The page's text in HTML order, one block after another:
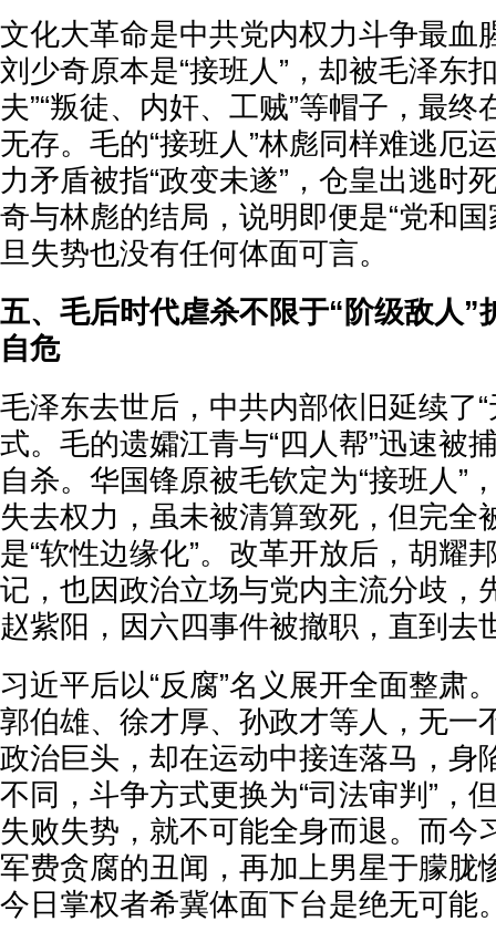
文化大革命是中共党内权力斗争最血
刘少奇原本是“接班人”，却被毛泽东
夫”“叛徒、内奸、工贼”等帽子，最
无存。毛的“接班人”林彪同样难逃厄
力矛盾被指“政变未遂”，仓皇出逃时
奇与林彪的结局，说明即便是“党和
旦失势也没有任何体面可言。
五、毛后时代虐杀不限于“阶级敌人”
自危
毛泽东去世后，中共内部依旧延续了
式。毛的遗孀江青与“四人帮”迅速被
自杀。华国锋原被毛钦定为“接班人”
失去权力，虽未被清算致死，但完全
是“软性边缘化”。改革开放后，胡耀
记，也因政治立场与党内主流分歧，
赵紫阳，因六四事件被撤职，直到去
习近平后以“反腐”名义展开全面整肃
郭伯雄、徐才厚、孙政才等人，无一
政治巨头，却在运动中接连落马，身
不同，斗争方式更换为“司法审判”，
失败失势，就不可能全身而退。而今
军费贪腐的丑闻，再加上男星于朦胧
今日掌权者希冀体面下台是绝无可能